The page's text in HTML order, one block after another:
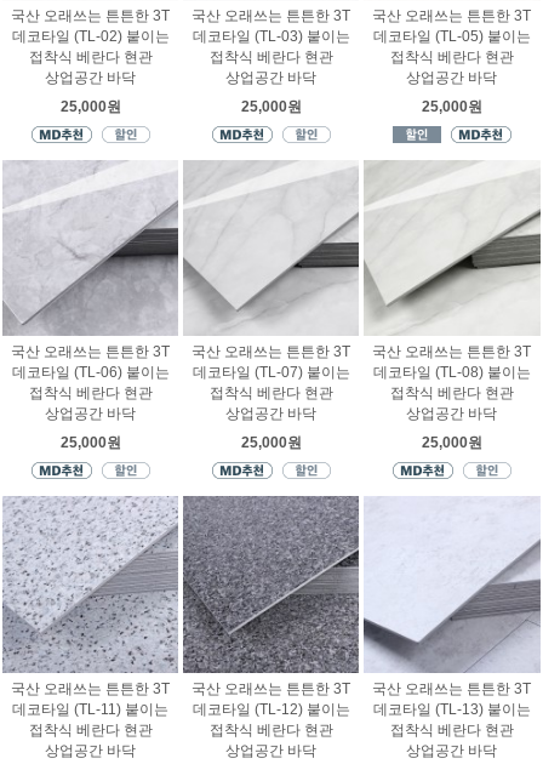
국산 오래쓰는 튼튼한 3T
데코타일 (TL-02) 붙이는
접착식 베란다 현관
상업공간 바닥
25,000원
국산 오래쓰는 튼튼한 3T
데코타일 (TL-03) 붙이는
접착식 베란다 현관
상업공간 바닥
25,000원
국산 오래쓰는 튼튼한 3T
데코타일 (TL-05) 붙이는
접착식 베란다 현관
상업공간 바닥
25,000원
국산 오래쓰는 튼튼한 3T
데코타일 (TL-06) 붙이는
접착식 베란다 현관
상업공간 바닥
25,000원
국산 오래쓰는 튼튼한 3T
데코타일 (TL-07) 붙이는
접착식 베란다 현관
상업공간 바닥
25,000원
국산 오래쓰는 튼튼한 3T
데코타일 (TL-08) 붙이는
접착식 베란다 현관
상업공간 바닥
25,000원
국산 오래쓰는 튼튼한 3T
데코타일 (TL-11) 붙이는
접착식 베란다 현관
상업공간 바닥
국산 오래쓰는 튼튼한 3T
데코타일 (TL-12) 붙이는
접착식 베란다 현관
상업공간 바닥
국산 오래쓰는 튼튼한 3T
데코타일 (TL-13) 붙이는
접착식 베란다 현관
상업공간 바닥